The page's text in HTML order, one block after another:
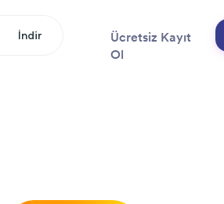
İndir
Ücretsiz Kayıt
Ol